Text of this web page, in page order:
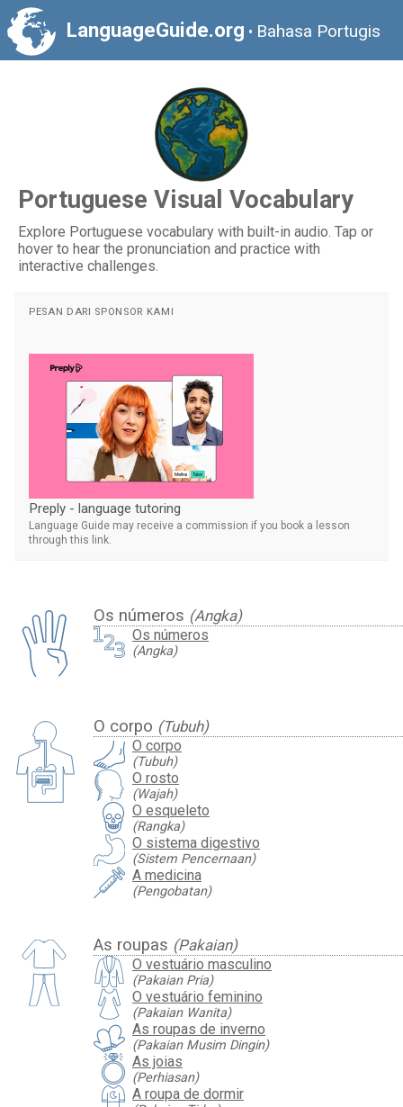
LanguageGuide.org • Bahasa Portugis
Portuguese Visual Vocabulary
Explore Portuguese vocabulary with built-in audio. Tap or
hover to hear the pronunciation and practice with
interactive challenges.
Os números (Angka)
Os números
(Angka)
O corpo (Tubuh)
O corpo
(Tubuh)
O rosto
(Wajah)
O esqueleto
(Rangka)
O sistema digestivo
(Sistem Pencernaan)
A medicina
(Pengobatan)
As roupas (Pakaian)
O vestuário masculino
(Pakaian Pria)
O vestuário feminino
(Pakaian Wanita)
As roupas de inverno
(Pakaian Musim Dingin)
As joias
(Perhiasan)
A roupa de dormir
PESAN DARI SPONSOR KAMI
Preply - language tutoring
Language Guide may receive a commission if you book a lesson
through this link.